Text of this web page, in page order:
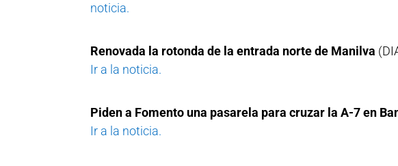
noticia.
Renovada la rotonda de la entrada norte de Manilva
Ir a la noticia.
Piden a Fomento una pasarela para cruzar la A-7 en
Ir a la noticia.